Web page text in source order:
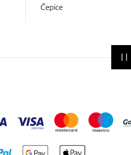
Čepice